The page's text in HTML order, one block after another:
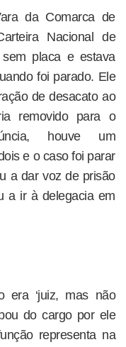
da Comarca de
Nacional de
placa e estava
foi parado. Ele
de desacato ao
removido para o
houve um
e o caso foi parar
a dar voz de prisão
a ir à delegacia em
era ‘juiz, mas não
do cargo por ele
representa na